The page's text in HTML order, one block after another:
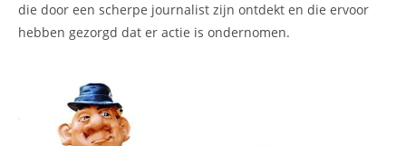
die door een scherpe journalist zijn ontdekt en die ervoor
hebben gezorgd dat er actie is ondernomen.